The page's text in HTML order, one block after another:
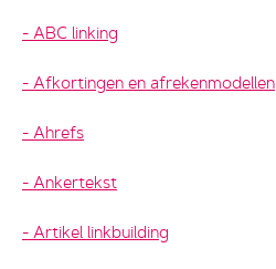
ABC linking
Afkortingen en afrekenmodellen
Ahrefs
Ankertekst
Artikel linkbuilding